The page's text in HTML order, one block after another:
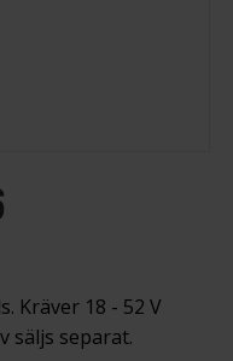
Kräver 18 - 52 V
säljs separat.